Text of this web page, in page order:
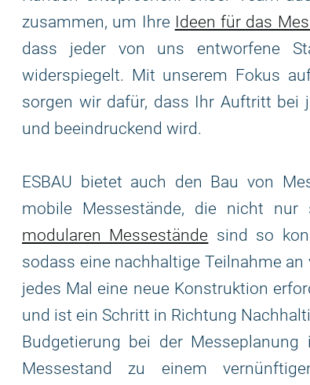
zusammen, um Ihre Ideen für das
dass jeder von uns entworfene
widerspiegelt. Mit unserem Fokus
sorgen wir dafür, dass Ihr Auftritt bei
und beeindruckend wird.
ESBAU bietet auch den Bau von
mobile Messestände, die nicht nur
modularen Messestände sind so
sodass eine nachhaltige Teilnahme
jedes Mal eine neue Konstruktion
und ist ein Schritt in Richtung
Budgetierung bei der
Messestand zu einem